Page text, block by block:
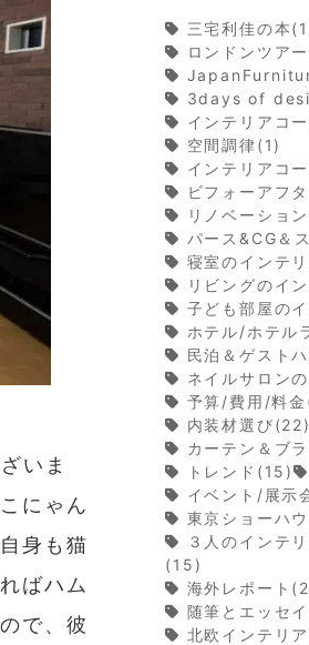
いま
にゃん
身も猫
ばハム
で、彼
三宅利佳の本
ロンドンツア
3days of
インテリアコ
空間調律(1)
インテリアコ
ビフォーアフ
リノベーショ
パース&CG＆
寝室のインテ
リビングのイ
子ども部屋の
ホテル/ホテル
民泊＆ゲスト
ネイルサロン
予算/費用/料
内装材選び(22)
カーテン＆ブ
トレンド(15)
イベント/展示
東京ショーハ
３人のインテ
(15)
海外レポート
随筆とエッセ
北欧インテリ